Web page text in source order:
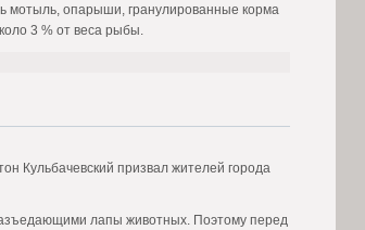
мотыль, опарыши, гранулированные корма
3 % от веса рыбы.
Кульбачевский призвал жителей города
лапы животных. Поэтому перед